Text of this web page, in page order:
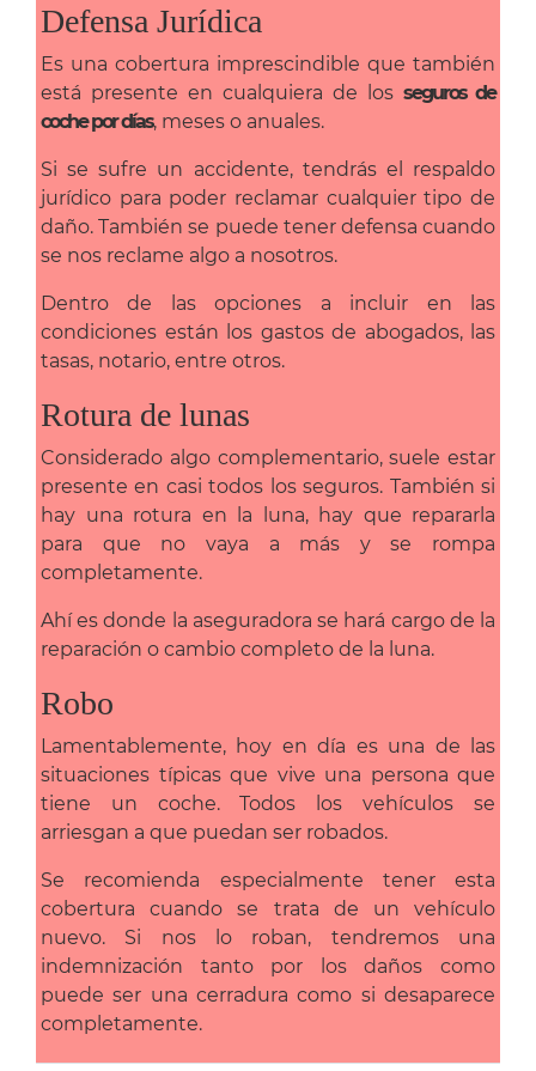
Defensa Jurídica
Es una cobertura imprescindible que también
está presente en cualquiera de los seguros de
coche por días, meses o anuales.
Si se sufre un accidente, tendrás el respaldo
jurídico para poder reclamar cualquier tipo de
daño. También se puede tener defensa cuando
se nos reclame algo a nosotros.
Dentro de las opciones a incluir en las
condiciones están los gastos de abogados, las
tasas, notario, entre otros.
Rotura de lunas
Considerado algo complementario, suele estar
presente en casi todos los seguros. También si
hay una rotura en la luna, hay que repararla
para que no vaya a más y se rompa
completamente.
Ahí es donde la aseguradora se hará cargo de la
reparación o cambio completo de la luna.
Robo
Lamentablemente, hoy en día es una de las
situaciones típicas que vive una persona que
tiene un coche. Todos los vehículos se
arriesgan a que puedan ser robados.
Se recomienda especialmente tener esta
cobertura cuando se trata de un vehículo
nuevo. Si nos lo roban, tendremos una
indemnización tanto por los daños como
puede ser una cerradura como si desaparece
completamente.